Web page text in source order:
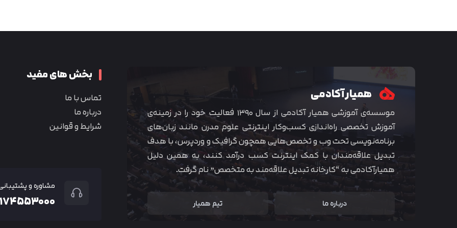
همیار آکادمی
موسسه‌ی آموزشی همیار آکادمی از سال ۱۳۹۰ فعالیت خود را در زمینه‌ی
آموزش تخصصی راه‌اندازی کسب‌و‌کار اینترنتی علوم مدرن مانند زبان‌های
برنامه‌نویسی تحت وب و تخصص‌هایی همچون گرافیک و وردپرس، با هدف
تبدیل علاقه‌مندان با کمک اینترنت کسب درآمد کنند، به همین دلیل
همیارآکادمی به “کارخانه تبدیل علاقه‌مند به متخصص” نام گرفت.
درباره ما تیم همیار
بخش های مفید
تماس با ما
درباره ما
شرایط و قوانین
مشاوره و
متوجه شدم